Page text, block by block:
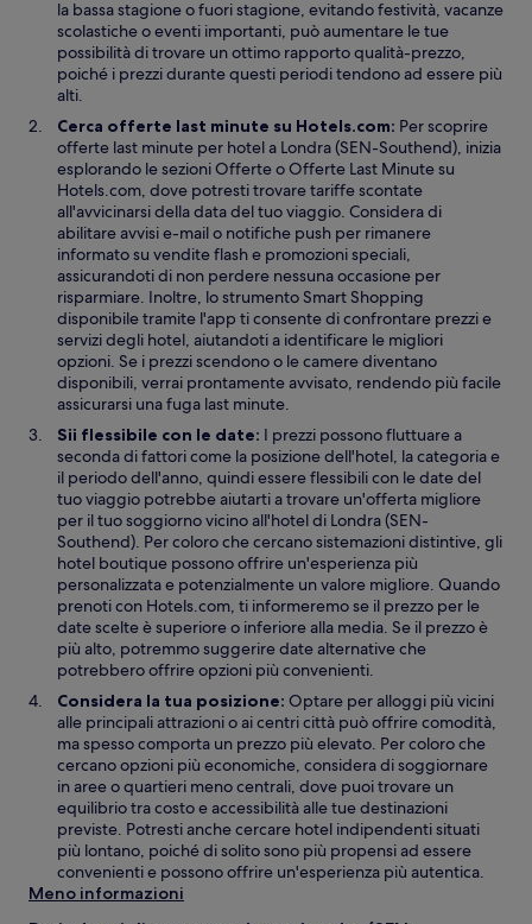
s
t
r
a
r
a
f
e
s
t
r
a
la bassa stagione o fuori stagione, evitando festività, vacanze
scolastiche o eventi importanti, può aumentare le tue
possibilità di trovare un ottimo rapporto qualità-prezzo,
poiché i prezzi durante questi periodi tendono ad essere più
alti.
Cerca offerte last minute su Hotels.com: Per scoprire
offerte last minute per hotel a Londra (SEN-Southend), inizia
esplorando le sezioniOfferteA
p
e
r
t
u
r
a
i
n
u
n
a
l
t
r
a
f
i
n
e
s
t
r
a
o Offerte Last Minute su
Hotels.com, dove potresti trovare tariffe scontate
all'avvicinarsi della data del tuo viaggio. Considera di
abilitare avvisi e-mail o notifiche push per rimanere
informato su vendite flash e promozioni speciali,
assicurandoti di non perdere nessuna occasione per
risparmiare. Inoltre, lo strumento Smart Shopping
disponibile tramite l'app ti consente di confrontare prezzi e
servizi degli hotel, aiutandoti a identificare le migliori
opzioni. Se i prezzi scendono o le camere diventano
disponibili, verrai prontamente avvisato, rendendo più facile
assicurarsi una fuga last minute.
Sii flessibile con le date: I prezzi possono fluttuare a
seconda di fattori come la posizione dell'hotel, la categoria e
il periodo dell'anno, quindi essere flessibili con le date del
tuo viaggio potrebbe aiutarti a trovare un'offerta migliore
per il tuo soggiorno vicino all'hotel di Londra (SEN-
Southend). Per coloro che cercano sistemazioni distintive, gli
hotel boutique possono offrire un'esperienza più
personalizzata e potenzialmente un valore migliore. Quando
prenoti con Hotels.com, ti informeremo se il prezzo per le
date scelte è superiore o inferiore alla media. Se il prezzo è
più alto, potremmo suggerire date alternative che
potrebbero offrire opzioni più convenienti.
Considera la tua posizione: Optare per alloggi più vicini
alle principali attrazioni o ai centri città può offrire comodità,
ma spesso comporta un prezzo più elevato. Per coloro che
cercano opzioni più economiche, considera di soggiornare
in aree o quartieri meno centrali, dove puoi trovare un
equilibrio tra costo e accessibilità alle tue destinazioni
previste. Potresti anche cercare hotel indipendenti situati
più lontano, poiché di solito sono più propensi ad essere
convenienti e possono offrire un'esperienza più autentica.
Meno informazioni